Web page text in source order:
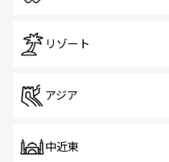
リゾート
アジア
中近東